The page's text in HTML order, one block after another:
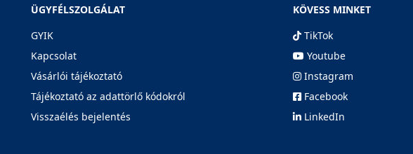
ÜGYFÉLSZOLGÁLAT
GYIK
Kapcsolat
Vásárlói tájékoztató
Tájékoztató az adattörlő kódokról
Visszaélés bejelentés
KÖVESS MINKET
TikTok
Youtube
Instagram
Facebook
LinkedIn